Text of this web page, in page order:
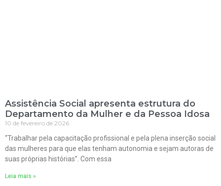
Assistência Social apresenta estrutura do
Departamento da Mulher e da Pessoa Idosa
10 de fevereiro de 2026
“Trabalhar pela capacitação profissional e pela plena inserção social
das mulheres para que elas tenham autonomia e sejam autoras de
suas próprias histórias”. Com essa
Leia mais »